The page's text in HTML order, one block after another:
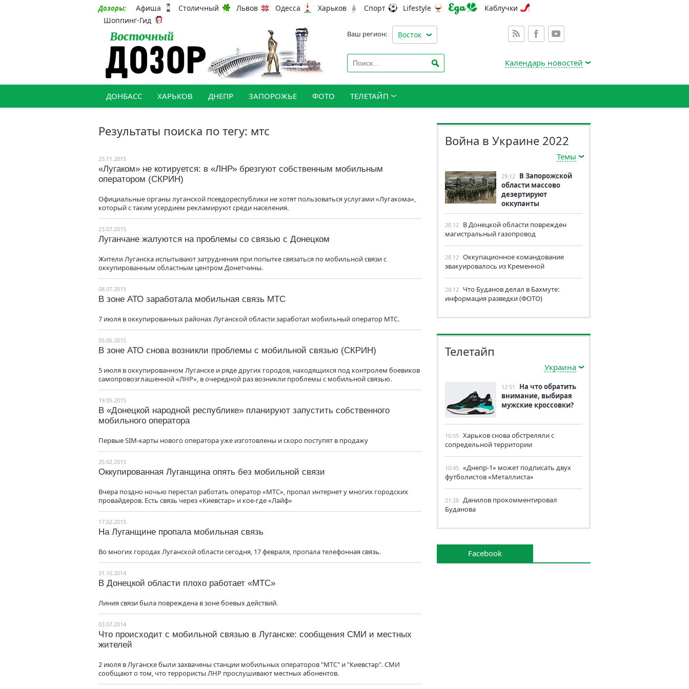
Дозоры: Афиша Столичный Львов Одесса Харьков Спорт Lifestyle
Каблучки
Шоппинг-Гид
Ваш регион: Восток
Календарь новостей
ДОНБАСС ХАРЬКОВ ДНЕПР ЗАПОРОЖЬЕ ФОТО ТЕЛЕТАЙП
Результаты поиска по тегу: мтс
25.11.2015
«Лугаком» не котируется: в «ЛНР» брезгуют собственным мобильным
оператором (СКРИН)
Официальные органы луганской псевдореспублики не хотят пользоваться услугами «Лугакома»,
который с таким усердием рекламируют среди населения.
23.07.2015
Луганчане жалуются на проблемы со связью с Донецком
Жители Луганска испытывают затруднения при попытке связаться по мобильной связи с
оккупированным областным центром Донетчины.
08.07.2015
В зоне АТО заработала мобильная связь МТС
7 июля в оккупированных районах Луганской области заработал мобильный оператор МТС.
05.06.2015
В зоне АТО снова возникли проблемы с мобильной связью (СКРИН)
5 июля в оккупированном Луганске и ряде других городов, находящихся под контролем боевиков
самопровозглашенной «ЛНР», в очередной раз возникли проблемы с мобильной связью.
19.05.2015
В «Донецкой народной республике» планируют запустить собственного
мобильного оператора
Первые SIM-карты нового оператора уже изготовлены и скоро поступят в продажу
25.02.2015
Оккупированная Луганщина опять без мобильной связи
Вчера поздно ночью перестал работать оператор «МТС», пропал интернет у многих городских
провайдеров. Есть связь через «Киевстар» и кое-где «Лайф»
17.02.2015
На Луганщине пропала мобильная связь
Во многих городах Луганской области сегодня, 17 февраля, пропала телефонная связь.
31.10.2014
В Донецкой области плохо работает «МТС»
Линия связи была повреждена в зоне боевых действий.
03.07.2014
Что происходит с мобильной связью в Луганске: сообщения СМИ и местных
жителей
2 июля в Луганске были захвачены станции мобильных операторов "МТС" и "Киевстар". СМИ
сообщают о том, что террористы ЛНР прослушивают местных абонентов.
Война в Украине 2022
Темы
29.12 В Запорожской
области массово
дезертируют
оккупанты
28.12 В Донецкой области поврежден
магистральный газопровод
28.12 Оккупационное командование
эвакуировалось из Кременной
28.12 Что Буданов делал в Бахмуте:
информация разведки (ФОТО)
Телетайп
Украина
12:51
На что обратить
внимание, выбирая
мужские кроссовки?
10:59 Харьков снова обстреляли с
сопредельной территории
10:45 «Днепр-1» может подписать двух
футболистов «Металлиста»
21:28 Данилов прокомментировал
Буданова
Facebook